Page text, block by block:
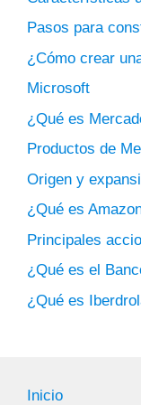
Pasos para
¿Cómo crear
Microsoft
¿Qué es
Productos de
Origen y
¿Qué es
Principales
¿Qué es el
¿Qué es
Inicio